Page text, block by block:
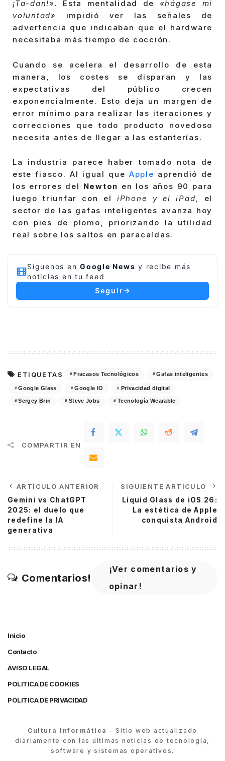
¡Ta-dan!» . Esta mentalidad de «hágase mi
voluntad»
impidió ver las señales de
advertencia que indicaban que el hardware
necesitaba más tiempo de cocción.
Cuando se acelera el desarrollo de esta
manera, los costes se disparan y las
expectativas del público crecen
exponencialmente. Esto deja un margen de
error mínimo para realizar las iteraciones y
correcciones que todo producto novedoso
necesita antes de llegar a las estanterías.
La industria parece haber tomado nota de
este fiasco. Al igual que Apple aprendió de
los errores del Newton en los años 90 para
luego triunfar con el iPhone y el iPad, el
sector de las gafas inteligentes avanza hoy
con pies de plomo, priorizando la utilidad
real sobre los saltos en paracaídas.
Síguenos en Google News y recibe más
noticias en tu feed
Seguir
ETIQUETAS Fracasos Tecnológicos Gafas inteligentes
Google Glass Google IO Privacidad digital
Sergey Brin Steve Jobs Tecnología Wearable
COMPARTIR EN
ARTÍCULO ANTERIOR
Gemini vs ChatGPT
2025: el duelo que
redefine la IA
generativa
SIGUIENTE ARTÍCULO
Liquid Glass de iOS 26:
La estética de Apple
conquista Android
Comentarios!
¡Ver comentarios y
opinar!
Inicio
Contacto
AVISO LEGAL
POLITICA DE COOKIES
POLITICA DE PRIVACIDAD
Cultura Informática – Sitio web actualizado
diariamente con las últimas noticias de tecnología,
software y sistemas operativos.